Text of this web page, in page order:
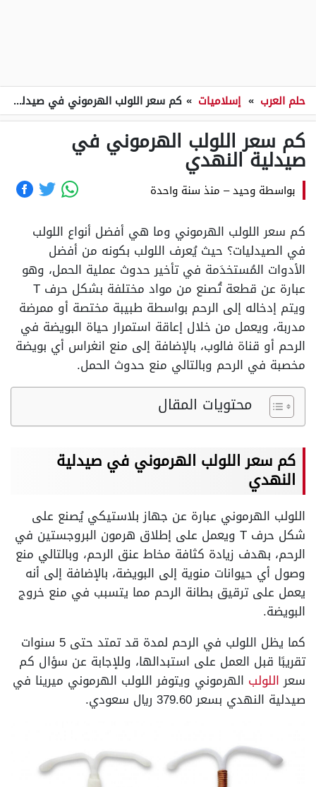
حلم العرب » إسلاميات » كم سعر اللولب الهرموني في صيدلية النهدي
كم سعر اللولب الهرموني في
صيدلية النهدي
بواسطة وحيد– منذ سنة واحدة
كم سعر اللولب الهرموني وما هي أفضل أنواع اللولب
في الصيدليات؟ حيث يُعرف اللولب بكونه من أفضل
الأدوات المُستخدَمة في تأخير حدوث عملية الحمل، وهو
عبارة عن قطعة تُصنع من مواد مختلفة بشكل حرف T
ويتم إدخاله إلى الرحم بواسطة طبيبة مختصة أو ممرضة
مدربة، ويعمل من خلال إعاقة استمرار حياة البويضة في
الرحم أو قناة فالوب، بالإضافة إلى منع انغراس أي بويضة
مخصبة في الرحم وبالتالي منع حدوث الحمل.
محتويات المقال
كم سعر اللولب الهرموني في صيدلية
النهدي
اللولب الهرموني عبارة عن جهاز بلاستيكي يُصنع على
شكل حرف T ويعمل على إطلاق هرمون البروجستين في
الرحم، بهدف زيادة كثافة مخاط عنق الرحم، وبالتالي منع
وصول أي حيوانات منوية إلى البويضة، بالإضافة إلى أنه
يعمل على ترقيق بطانة الرحم مما يتسبب في منع خروج
البويضة.
كما يظل اللولب في الرحم لمدة قد تمتد حتى 5 سنوات
تقريبًا قبل العمل على استبدالها، وللإجابة عن سؤال كم
سعراللولب الهرموني ويتوفر اللولب الهرموني ميرينا في
صيدلية النهدي بسعر 379.60 ريال سعودي.